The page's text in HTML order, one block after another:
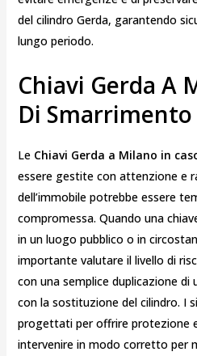
del cilindro Gerda, garantendo
lungo periodo.
Chiavi Gerda A
Di Smarrimento
Le Chiavi Gerda a Milano in
essere gestite con attenzione e
dell’immobile potrebbe essere
compromessa. Quando una
in un luogo pubblico o in
importante valutare il livello di
con una semplice duplicazione di
con la sostituzione del cilindro. I
progettati per offrire protezione
intervenire in modo corretto per